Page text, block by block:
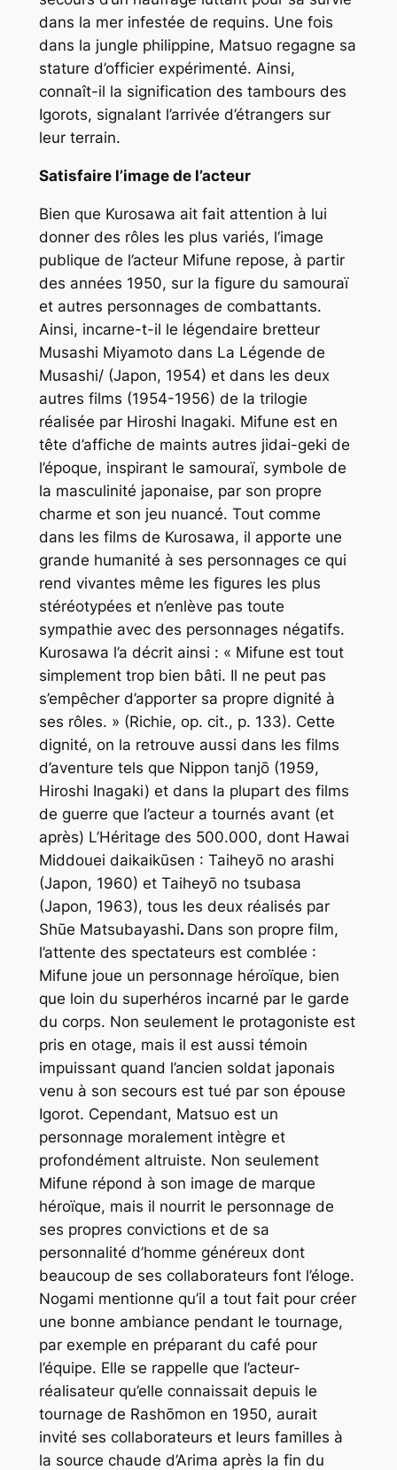
dans la mer infestée de requins. Une fois
dans la jungle philippine, Matsuo regagne sa
stature d’officier expérimenté. Ainsi,
connaît-il la signification des tambours des
Igorots, signalant l’arrivée d’étrangers sur
leur terrain.
Satisfaire l’image de l’acteur
Bien que Kurosawa ait fait attention à lui
donner des rôles les plus variés, l‘image
publique de l’acteur Mifune repose, à partir
des années 1950, sur la figure du samouraï
et autres personnages de combattants.
Ainsi, incarne-t-il le légendaire bretteur
Musashi Miyamoto dans La Légende de
Musashi/ (Japon, 1954) et dans les deux
autres films (1954-1956) de la trilogie
réalisée par Hiroshi Inagaki. Mifune est en
tête d’affiche de maints autres jidai-geki de
l’époque, inspirant le samouraï, symbole de
la masculinité japonaise, par son propre
charme et son jeu nuancé. Tout comme
dans les films de Kurosawa, il apporte une
grande humanité à ses personnages ce qui
rend vivantes même les figures les plus
stéréotypées et n’enlève pas toute
sympathie avec des personnages négatifs.
Kurosawa l’a décrit ainsi : « Mifune est tout
simplement trop bien bâti. Il ne peut pas
s’empêcher d’apporter sa propre dignité à
ses rôles. » (Richie, op. cit., p. 133). Cette
dignité, on la retrouve aussi dans les films
d’aventure tels que Nippon tanjō(1959,
Hiroshi Inagaki) et dans la plupart des films
de guerre que l’acteur a tournés avant (et
après) L’Héritage des 500.000, dont Hawai
Middouei daikaikūsen : Taiheyō no arashi
(Japon, 1960) et Taiheyō no tsubasa
(Japon, 1963), tous les deux réalisés par
Shūe Matsubayashi. Dans son propre film,
l’attente des spectateurs est comblée :
Mifune joue un personnage héroïque, bien
que loin du superhéros incarné par le garde
du corps. Non seulement le protagoniste est
pris en otage, mais il est aussi témoin
impuissant quand l’ancien soldat japonais
venu à son secours est tué par son épouse
Igorot. Cependant, Matsuo est un
personnage moralement intègre et
profondément altruiste. Non seulement
Mifune répond à son image de marque
héroïque, mais il nourrit le personnage de
ses propres convictions et de sa
personnalité d’homme généreux dont
beaucoup de ses collaborateurs font l’éloge.
Nogami mentionne qu’il a tout fait pour créer
une bonne ambiance pendant le tournage,
par exemple en préparant du café pour
l’équipe. Elle se rappelle que l’acteur-
réalisateur qu’elle connaissait depuis le
tournage de Rashōmon en 1950, aurait
invité ses collaborateurs et leurs familles à
la source chaude d’Arima après la fin du